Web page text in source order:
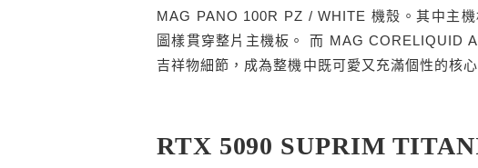
MAG PANO 100R PZ / WHITE 機殼。其中主機
圖樣貫穿整片主機板。 而 MAG CORELIQUID
吉祥物細節，成為整機中既可愛又充滿個性的核心
RTX 5090 SUPRIM